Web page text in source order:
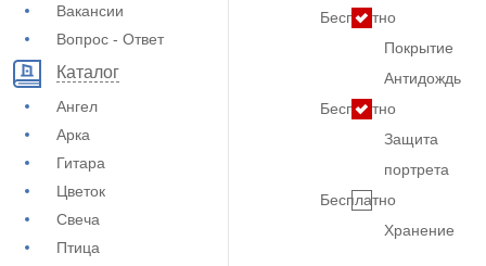
Вакансии
Вопрос - Ответ
Каталог
Ангел
Арка
Гитара
Цветок
Свеча
Птица
Бесплатно
Покрытие
Антидождь
Бесплатно
Защита
портрета
Бесплатно
Хранение